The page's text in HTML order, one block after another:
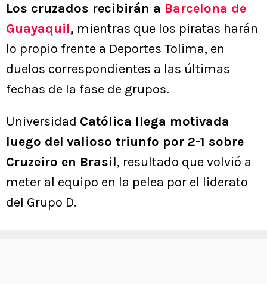
Los cruzados recibirán a Barcelona de
Guayaquil, mientras que los piratas harán
lo propio frente a Deportes Tolima, en
duelos correspondientes a las últimas
fechas de la fase de grupos.
Universidad Católica llega motivada
luego del valioso triunfo por 2-1 sobre
Cruzeiro en Brasil, resultado que volvió a
meter al equipo en la pelea por el liderato
del Grupo D.